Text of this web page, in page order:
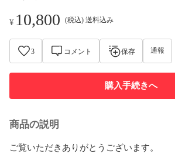
¥ 10,800 (税込) 送料込み
3 コメント 保存 通報
購入手続きへ
商品の説明
ご覧いただきありがとうございます。